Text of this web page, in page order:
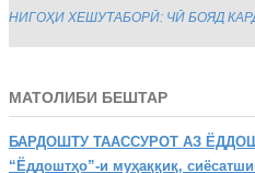
НИГОҲИ ХЕШУТАБОРӢ: ЧӢ БОЯД
МАТОЛИБИ БЕШТАР
БАРДОШТУ ТААССУРОТ АЗ
“Ёддоштҳо”-и муҳаққиқ,